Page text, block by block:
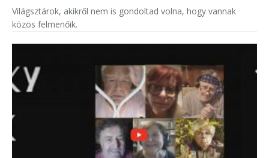
Világsztárok, akikről nem is gondoltad volna, hogy vannak
közös felmenőik.